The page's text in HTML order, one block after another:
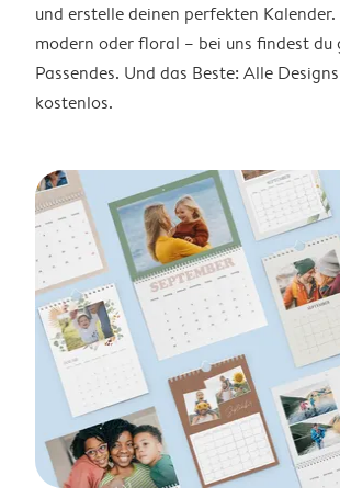
und erstelle deinen perfekten
modern oder floral – bei uns findest
Passendes. Und das Beste: Alle
kostenlos.